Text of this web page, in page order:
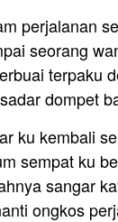
perjalanan
seorang
terpaku
dompet
ku kembali
sempat ku
sangar
ongkos